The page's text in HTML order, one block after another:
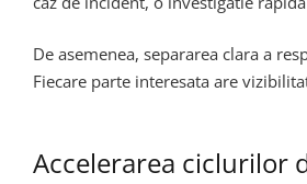
De asemenea, separarea clara a
Fiecare parte interesata are
Accelerarea ciclurilor